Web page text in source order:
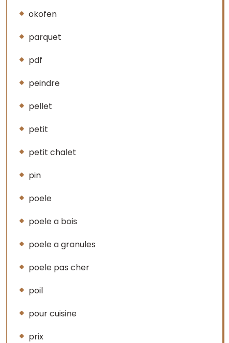
okofen
parquet
pdf
peindre
pellet
petit
petit chalet
pin
poele
poele a bois
poele a granules
poele pas cher
poil
pour cuisine
prix